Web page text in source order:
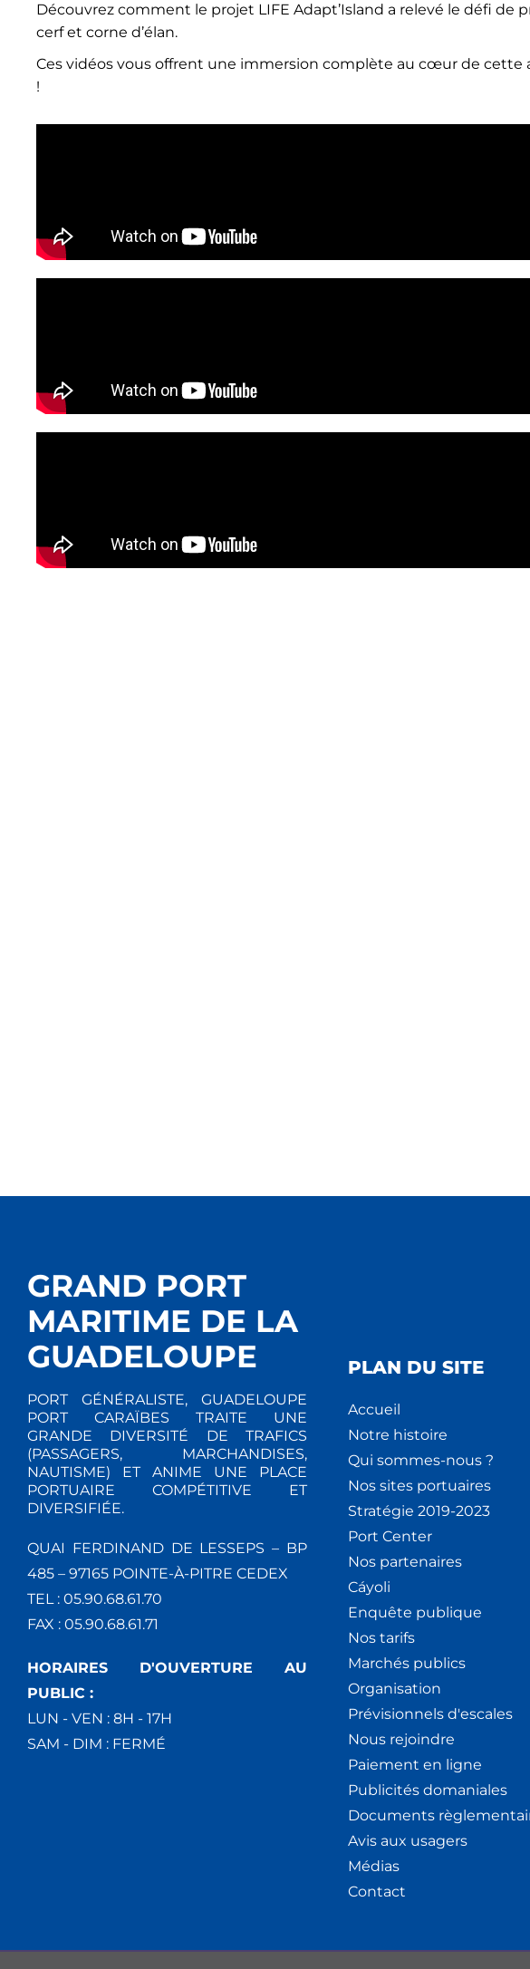
Découvrez comment le projet LIFE Adapt’Island a relevé le défi de
cerf et corne d’élan.
Ces vidéos vous offrent une immersion complète au cœur de
!
GRAND PORT
MARITIME DE LA
GUADELOUPE
PORT GÉNÉRALISTE, GUADELOUPE
PORT CARAÏBES TRAITE UNE
GRANDE DIVERSITÉ DE TRAFICS
(PASSAGERS, MARCHANDISES,
NAUTISME) ET ANIME UNE PLACE
PORTUAIRE COMPÉTITIVE ET
DIVERSIFIÉE.
QUAI FERDINAND DE LESSEPS – BP
485 – 97165 POINTE-À-PITRE CEDEX
TEL : 05.90.68.61.70
FAX : 05.90.68.61.71
HORAIRES D'OUVERTURE AU
PUBLIC :
LUN - VEN : 8H - 17H
SAM - DIM : FERMÉ
PLAN DU SITE
Accueil
Notre histoire
Qui sommes-nous ?
Nos sites portuaires
Stratégie 2019-2023
Port Center
Nos partenaires
Cáyoli
Enquête publique
Nos tarifs
Marchés publics
Organisation
Prévisionnels d'escales
Nous rejoindre
Paiement en ligne
Publicités domaniales
Documents
Avis aux usagers
Médias
Contact